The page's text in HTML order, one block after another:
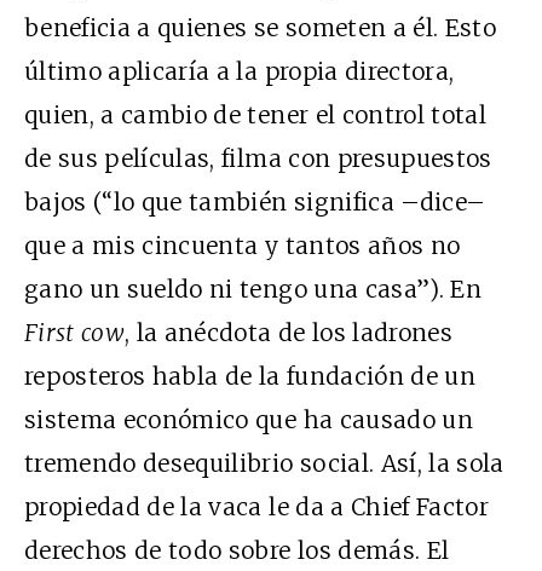
beneficia a quienes se someten a él. Esto
último aplicaría a la propia directora,
quien, a cambio de tener el control total
de sus películas, filma con presupuestos
bajos (“lo que también significa –dice–
que a mis cincuenta y tantos años no
gano un sueldo ni tengo una casa”). En
First cow, la anécdota de los ladrones
reposteros habla de la fundación de un
sistema económico que ha causado un
tremendo desequilibrio social. Así, la sola
propiedad de la vaca le da a Chief Factor
derechos de todo sobre los demás. El